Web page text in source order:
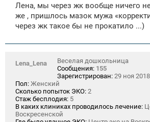
б
щ
н
е
Лена, мы через жк вообще ничего
же , пришлось мазок мужа
через жк такое бы не прокатило ...)
Lena_Lena
Веселая дошкольница
Сообщения: 155
Зарегистрирован: 29 ноя
Пол: Женский
Сколько попыток ЭКО: 2
Стаж бесплодия: 5
В каких клиниках проводилось лечение:
Воскресенской